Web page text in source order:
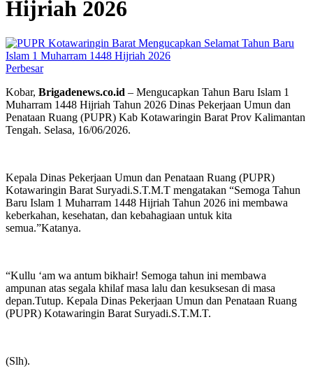
Hijriah 2026
Perbesar
Kobar, Brigadenews.co.id – Mengucapkan Tahun Baru Islam 1
Muharram 1448 Hijriah Tahun 2026 Dinas Pekerjaan Umun dan
Penataan Ruang (PUPR) Kab Kotawaringin Barat Prov Kalimantan
Tengah. Selasa, 16/06/2026.
Kepala Dinas Pekerjaan Umun dan Penataan Ruang (PUPR)
Kotawaringin Barat Suryadi.S.T.M.T mengatakan “Semoga Tahun
Baru Islam 1 Muharram 1448 Hijriah Tahun 2026 ini membawa
keberkahan, kesehatan, dan kebahagiaan untuk kita
semua.”Katanya.
“Kullu ‘am wa antum bikhair! Semoga tahun ini membawa
ampunan atas segala khilaf masa lalu dan kesuksesan di masa
depan.Tutup. Kepala Dinas Pekerjaan Umun dan Penataan Ruang
(PUPR) Kotawaringin Barat Suryadi.S.T.M.T.
(Slh).